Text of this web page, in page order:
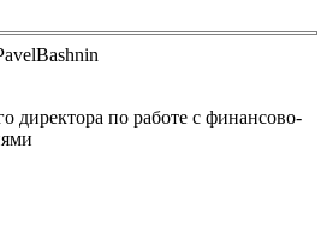
директора по работе с финансово-